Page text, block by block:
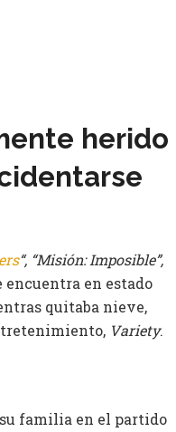
herido
“, “Misión: Imposible”,
encuentra en estado
quitaba nieve,
Variety.
familia en el partido